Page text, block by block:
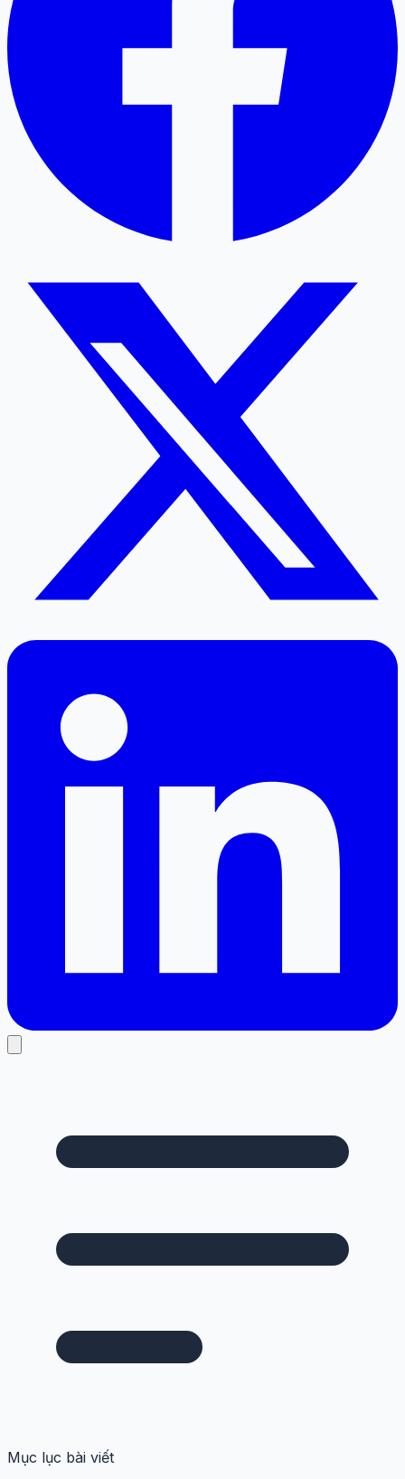
Mục lục bài viết